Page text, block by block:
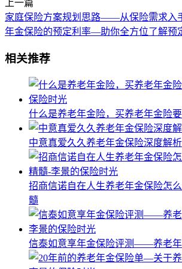
上一篇
家庭保险方案规划思路——从保险需求入
年金保险的预定利率—助你全方位了解预
相关推荐
什么是养老年金险，买养老年金险要
中意真爱久久养老年金保险深度解析
招商信诺自在人生养老年金保险怎
髓
信泰如意享年金保险评测——养老